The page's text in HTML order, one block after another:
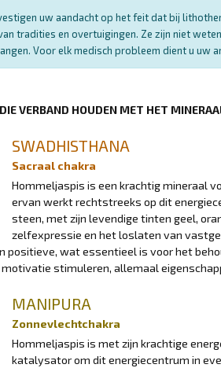
uw aandacht op het feit dat bij
tradities en overtuigingen. Ze zijn niet
Voor elk medisch probleem dient u uw
VERBAND HOUDEN MET HET
SWADHISTHANA
Sacraal chakra
Hommeljaspis is een krachtig mineraal
ervan werkt rechtstreeks op dit
steen, met zijn levendige tinten geel,
zelfexpressie en het loslaten van
positieve, wat essentieel is voor het
stimuleren, allemaal
MANIPURA
Zonnevlechtchakra
Hommeljaspis is met zijn krachtige
katalysator om dit energiecentrum in